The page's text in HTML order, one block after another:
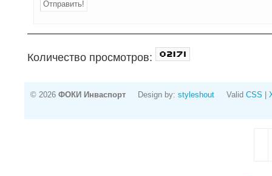
Количество просмотров:
© 2026 ФОКИ Инваспорт Design by: styleshout Valid CSS